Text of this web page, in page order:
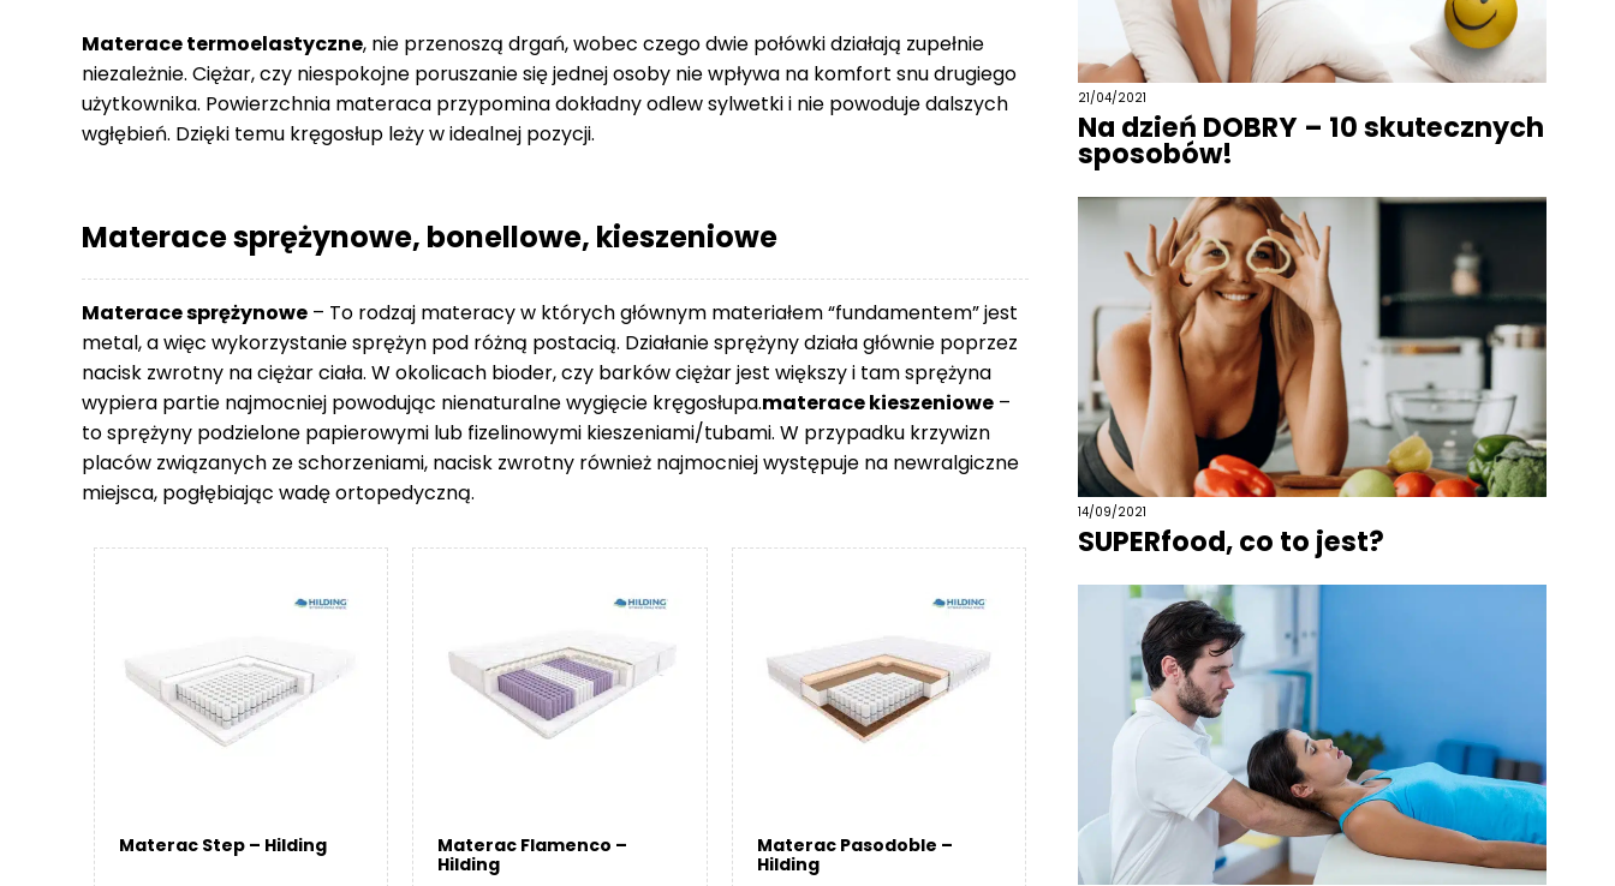
5
119 zł
do
11
670 zł
1
810 zł
do
3
Materace termoelastyczne, nie przenoszą drgań, wobec czego dwie połówki działają zupełnie
niezależnie. Ciężar, czy niespokojne poruszanie się jednej osoby nie wpływa na komfort snu drugiego
użytkownika. Powierzchnia materaca przypomina dokładny odlew sylwetki i nie powoduje dalszych
wgłębień. Dzięki temu kręgosłup leży w idealnej pozycji.
Materace sprężynowe, bonellowe, kieszeniowe
Materace sprężynowe– To rodzaj materacy w których głównym materiałem “fundamentem” jest
metal, a więc wykorzystanie sprężyn pod różną postacią. Działanie sprężyny działa głównie poprzez
nacisk zwrotny na ciężar ciała. W okolicach bioder, czy barków ciężar jest większy i tam sprężyna
wypiera partie najmocniej powodując nienaturalne wygięcie kręgosłupa.materace kieszeniowe–
to sprężyny podzielone papierowymi lub fizelinowymi kieszeniami/tubami. W przypadku krzywizn
placów związanych ze schorzeniami, nacisk zwrotny również najmocniej występuje na newralgiczne
miejsca, pogłębiając wadę ortopedyczną.
Materac Step – Hilding
Materac Flamenco –
Hilding
Materac Pasodoble –
Hilding
21/04/2021
Na dzień DOBRY – 10 skutecznych
sposobów!
14/09/2021
SUPERfood, co to jest?